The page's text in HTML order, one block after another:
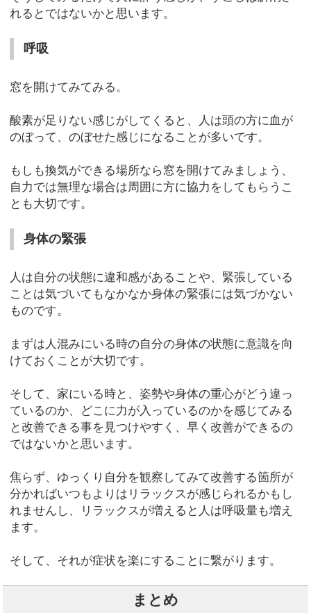
れるとではないかと思います。
呼吸
窓を開けてみてみる。
酸素が足りない感じがしてくると、人は頭の方に血が
のぼって、のぼせた感じになることが多いです。
もしも換気ができる場所なら窓を開けてみましょう、
自力では無理な場合は周囲に方に協力をしてもらうこ
とも大切です。
身体の緊張
人は自分の状態に違和感があることや、緊張している
ことは気づいてもなかなか身体の緊張には気づかない
ものです。
まずは人混みにいる時の自分の身体の状態に意識を向
けておくことが大切です。
そして、家にいる時と、姿勢や身体の重心がどう違っ
ているのか、どこに力が入っているのかを感じてみる
と改善できる事を見つけやすく、早く改善ができるの
ではないかと思います。
焦らず、ゆっくり自分を観察してみて改善する箇所が
分かればいつもよりはリラックスが感じられるかもし
れませんし、リラックスが増えると人は呼吸量も増え
ます。
そして、それが症状を楽にすることに繋がります。
まとめ